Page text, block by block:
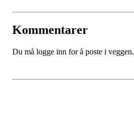
Kommentarer
Du må logge inn for å poste i veggen.